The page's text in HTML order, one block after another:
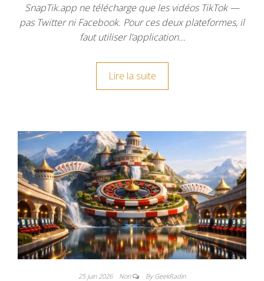
SnapTik.app ne télécharge que les vidéos TikTok —
pas Twitter ni Facebook. Pour ces deux plateformes, il
faut utiliser l’application…
Lire la suite
25 juin 2026 Non By GeekRadin